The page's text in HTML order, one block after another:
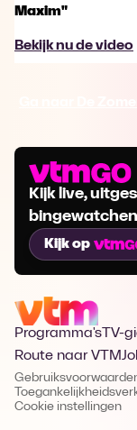
Maxim"
Bekijk nu de video
Kijk live,
bingewatchen
Kijk op
Programma's TV-
Route naar VTM
Cookie instellingen